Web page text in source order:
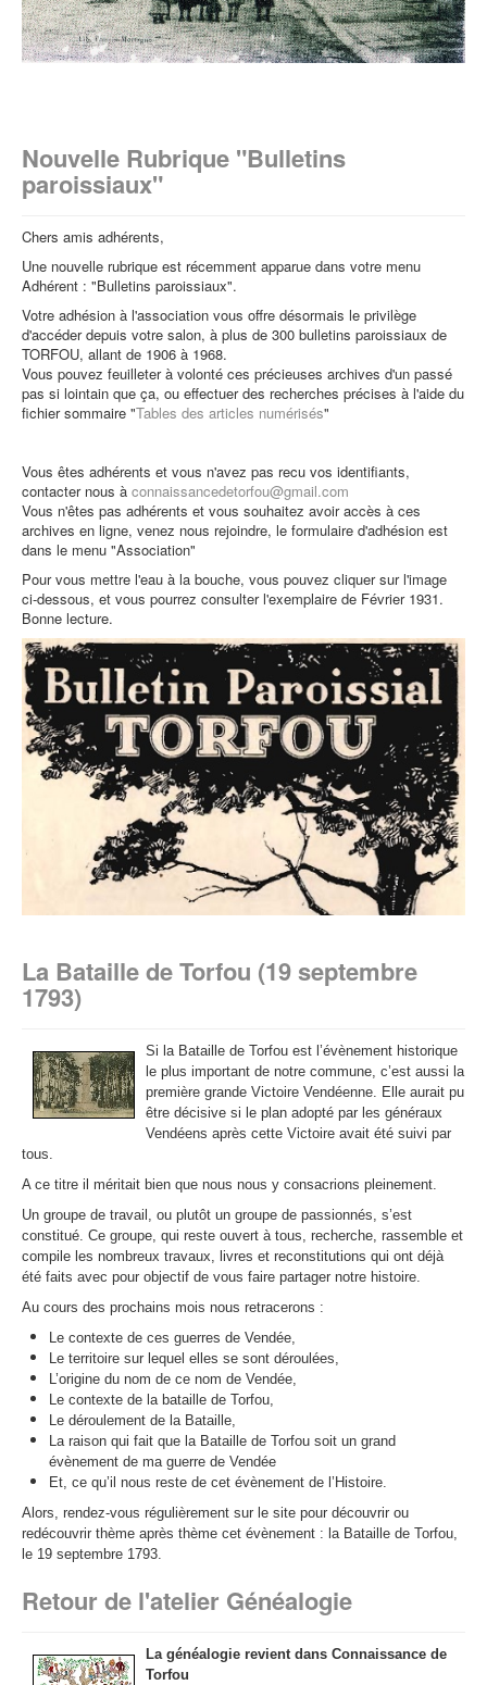
Nouvelle Rubrique "Bulletins
paroissiaux"
Chers amis adhérents,
Une nouvelle rubrique est récemment apparue dans votre menu
Adhérent : "Bulletins paroissiaux".
Votre adhésion à l'association vous offre désormais le privilège
d'accéder depuis votre salon, à plus de 300 bulletins paroissiaux de
TORFOU, allant de 1906 à 1968.
Vous pouvez feuilleter à volonté ces précieuses archives d'un passé
pas si lointain que ça, ou effectuer des recherches précises à l'aide du
fichier sommaire "Tables des articles numérisés"
Vous êtes adhérents et vous n'avez pas recu vos identifiants,
contacter nous à connaissancedetorfou@gmail.com
Vous n'êtes pas adhérents et vous souhaitez avoir accès à ces
archives en ligne, venez nous rejoindre, le formulaire d'adhésion est
dans le menu "Association"
Pour vous mettre l'eau à la bouche, vous pouvez cliquer sur l'image
ci-dessous, et vous pourrez consulter l'exemplaire de Février 1931.
Bonne lecture.
La Bataille de Torfou (19 septembre
1793)
Si la Bataille de Torfou est l’évènement historique
le plus important de notre commune, c’est aussi la
première grande Victoire Vendéenne. Elle aurait pu
être décisive si le plan adopté par les généraux
Vendéens après cette Victoire avait été suivi par
tous.
A ce titre il méritait bien que nous nous y consacrions pleinement.
Un groupe de travail, ou plutôt un groupe de passionnés, s’est
constitué. Ce groupe, qui reste ouvert à tous, recherche, rassemble et
compile les nombreux travaux, livres et reconstitutions qui ont déjà
été faits avec pour objectif de vous faire partager notre histoire.
Au cours des prochains mois nous retracerons :
Le contexte de ces guerres de Vendée,
Le territoire sur lequel elles se sont déroulées,
L’origine du nom de ce nom de Vendée,
Le contexte de la bataille de Torfou,
Le déroulement de la Bataille,
La raison qui fait que la Bataille de Torfou soit un grand
évènement de ma guerre de Vendée
Et, ce qu’il nous reste de cet évènement de l’Histoire.
Alors, rendez-vous régulièrement sur le site pour découvrir ou
redécouvrir thème après thème cet évènement : la Bataille de Torfou,
le 19 septembre 1793.
Retour de l'atelier Généalogie
La généalogie revient dans Connaissance de
Torfou